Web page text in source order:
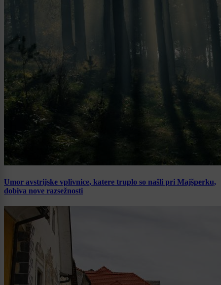
Umor avstrijske vplivnice, katere truplo so našli pri Majšperku,
dobiva nove razsežnosti